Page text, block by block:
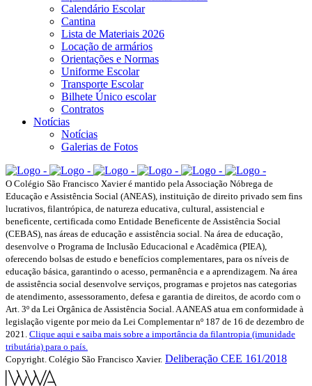
Calendário Escolar
Cantina
Lista de Materiais 2026
Locação de armários
Orientações e Normas
Uniforme Escolar
Transporte Escolar
Bilhete Único escolar
Contratos
Notícias
Notícias
Galerias de Fotos
O Colégio São Francisco Xavier é mantido pela Associação Nóbrega de
Educação e Assistência Social (ANEAS), instituição de direito privado sem fins
lucrativos, filantrópica, de natureza educativa, cultural, assistencial e
beneficente, certificada como Entidade Beneficente de Assistência Social
(CEBAS), nas áreas de educação e assistência social. Na área de educação,
desenvolve o Programa de Inclusão Educacional e Acadêmica (PIEA),
oferecendo bolsas de estudo e benefícios complementares, para os níveis de
educação básica, garantindo o acesso, permanência e a aprendizagem. Na área
de assistência social desenvolve serviços, programas e projetos nas categorias
de atendimento, assessoramento, defesa e garantia de direitos, de acordo com o
Art. 3º da Lei Orgânica de Assistência Social. A ANEAS atua em conformidade à
legislação vigente por meio da Lei Complementar nº 187 de 16 de dezembro de
2021. Clique aqui e saiba mais sobre a importância da filantropia (imunidade
tributária) para o país.
Copyright. Colégio São Francisco Xavier. Deliberação CEE 161/2018